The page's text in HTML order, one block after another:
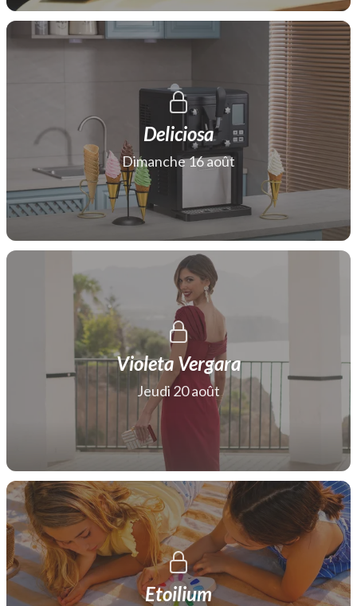
Deliciosa
Dimanche 16 août
Violeta Vergara
Jeudi 20 août
Etoilium